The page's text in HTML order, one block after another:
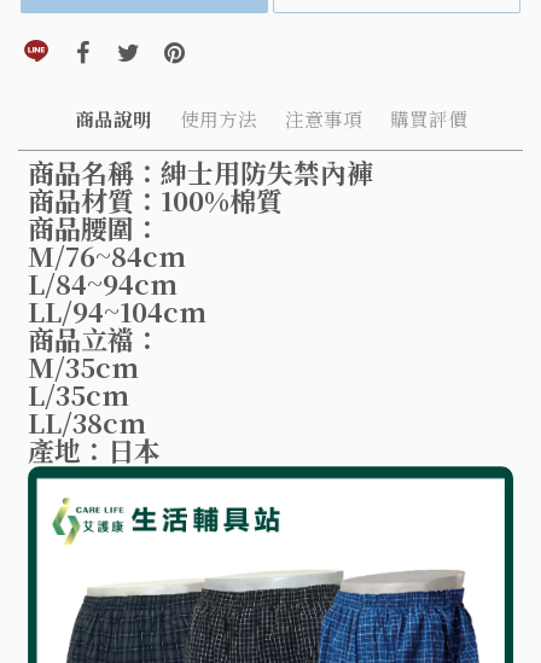
分享到line(另開視窗)
分享到facebook(另開視窗)
分享到twitter(另開視窗)
分享到pinterest(另開視窗)
商品說明 使用方法 注意事項 購買評價
商品名稱：紳士用防失禁內褲
商品材質：100%棉質
商品腰圍：
M/76~84cm
L/84~94cm
LL/94~104cm
商品立襠：
M/35cm
L/35cm
LL/38cm
產地：日本